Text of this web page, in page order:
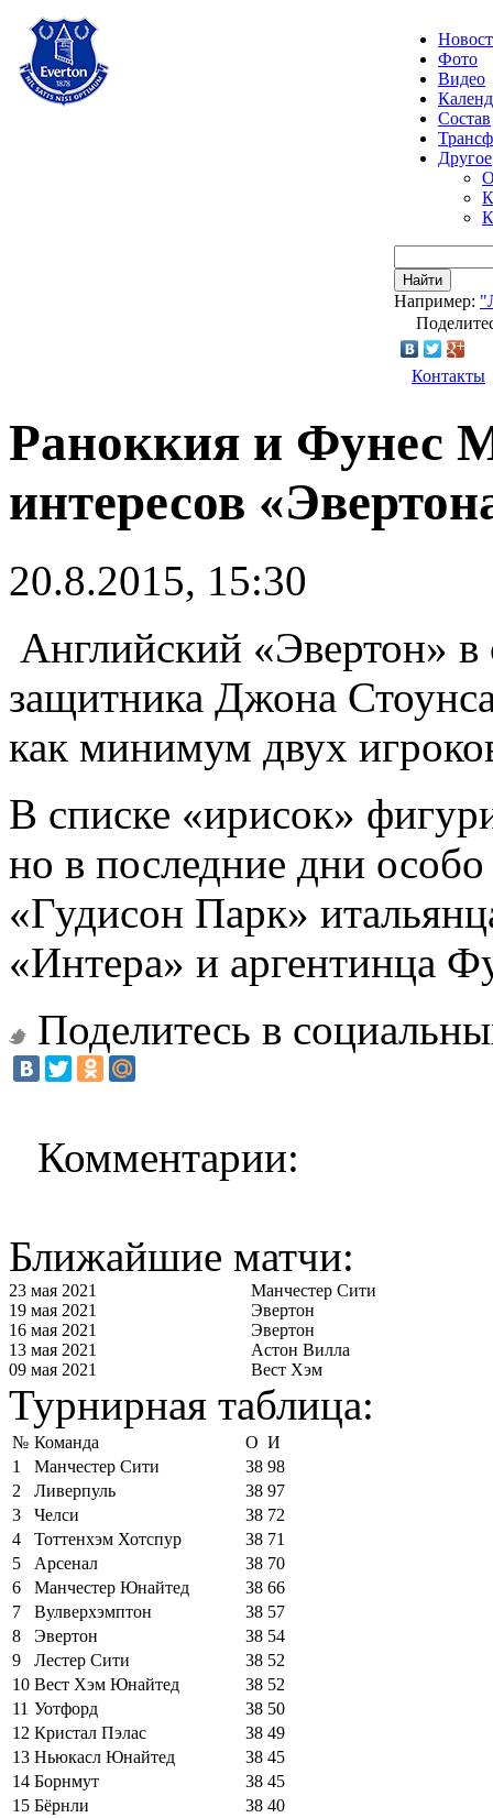
Фото
Видео
Состав
Другое
Найти
Например:
Контакты
Раноккия и Фунес
интересов
20.8.2015, 15:30
Английский «Эвертон» в
защитника Джона
как минимум двух
В списке «ирисок»
но в последние дни особо
«Гудисон Парк»
«Интера» и аргентинца
Поделитесь в
Комментарии:
Ближайшие матчи:
23 мая 2021
Манчестер Сити
19 мая 2021
Эвертон
16 мая 2021
Эвертон
13 мая 2021
Астон Вилла
09 мая 2021
Вест Хэм
Турнирная таблица:
№ Команда О И
1
Манчестер Сити 38 98
2
Ливерпуль 38 97
3
Челси 38 72
4
Тоттенхэм Хотспур 38 71
5
Арсенал 38 70
6
Манчестер Юнайтед 38 66
7
Вулверхэмптон 38 57
8
Эвертон 38 54
9
Лестер Сити 38 52
10 Вест Хэм Юнайтед 38 52
11 Уотфорд 38 50
12 Кристал Пэлас 38 49
13 Ньюкасл Юнайтед 38 45
14 Борнмут 38 45
15 Бёрнли 38 40